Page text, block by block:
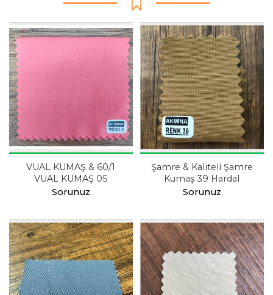
VUAL KUMAŞ & 60/1
VUAL KUMAŞ 05
Sorunuz
Şamre & Kaliteli Şamre
Kumaş 39 Hardal
Sorunuz